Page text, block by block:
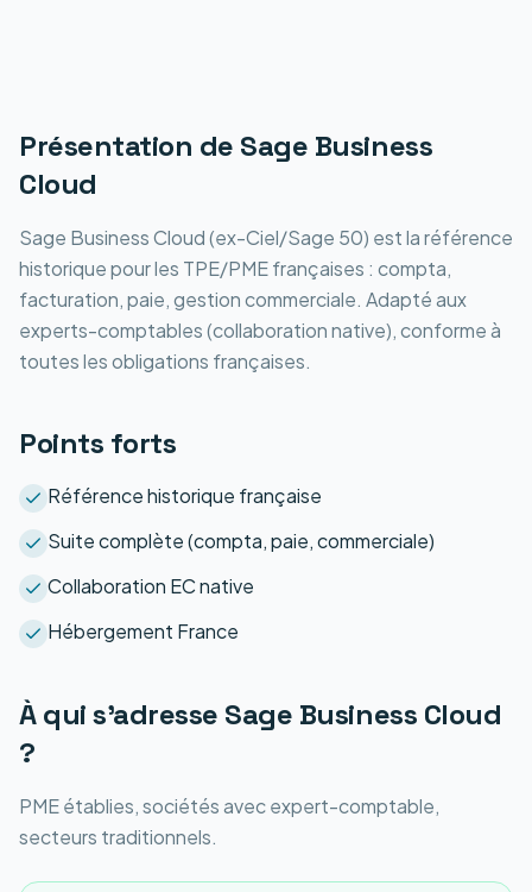
Présentation de Sage Business
Cloud
Sage Business Cloud (ex-Ciel/Sage 50) est la référence
historique pour les TPE/PME françaises : compta,
facturation, paie, gestion commerciale. Adapté aux
experts-comptables (collaboration native), conforme à
toutes les obligations françaises.
Points forts
Référence historique française
Suite complète (compta, paie, commerciale)
Collaboration EC native
Hébergement France
À qui s'adresse Sage Business Cloud
?
PME établies, sociétés avec expert-comptable,
secteurs traditionnels.